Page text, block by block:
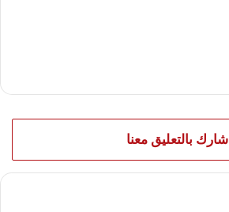
شارك بالتعليق معنا